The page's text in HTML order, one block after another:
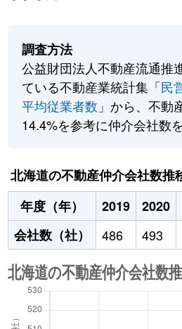
調査方法
公益財団法人不動産流通推
ている不動産業統計集「民
平均従業者数 」から、不動
14.4%を参考に仲介会社数
北海道の不動産仲介会社数推
年度（年）
2019 2020
会社数（社）
486 493